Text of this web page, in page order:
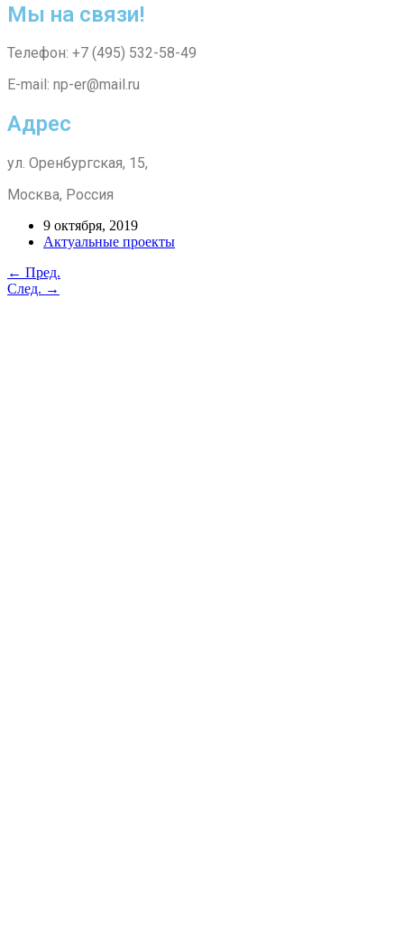
Мы на связи!
Телефон: +7 (495) 532-58-49
E-mail: np-er@mail.ru
Адрес
ул. Оренбургская, 15,
Москва, Россия
9 октября, 2019
Актуальные проекты
← Пред.
След. →